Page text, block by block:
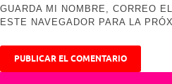
GUARDA MI NOMBRE, CORREO
ESTE NAVEGADOR PARA LA